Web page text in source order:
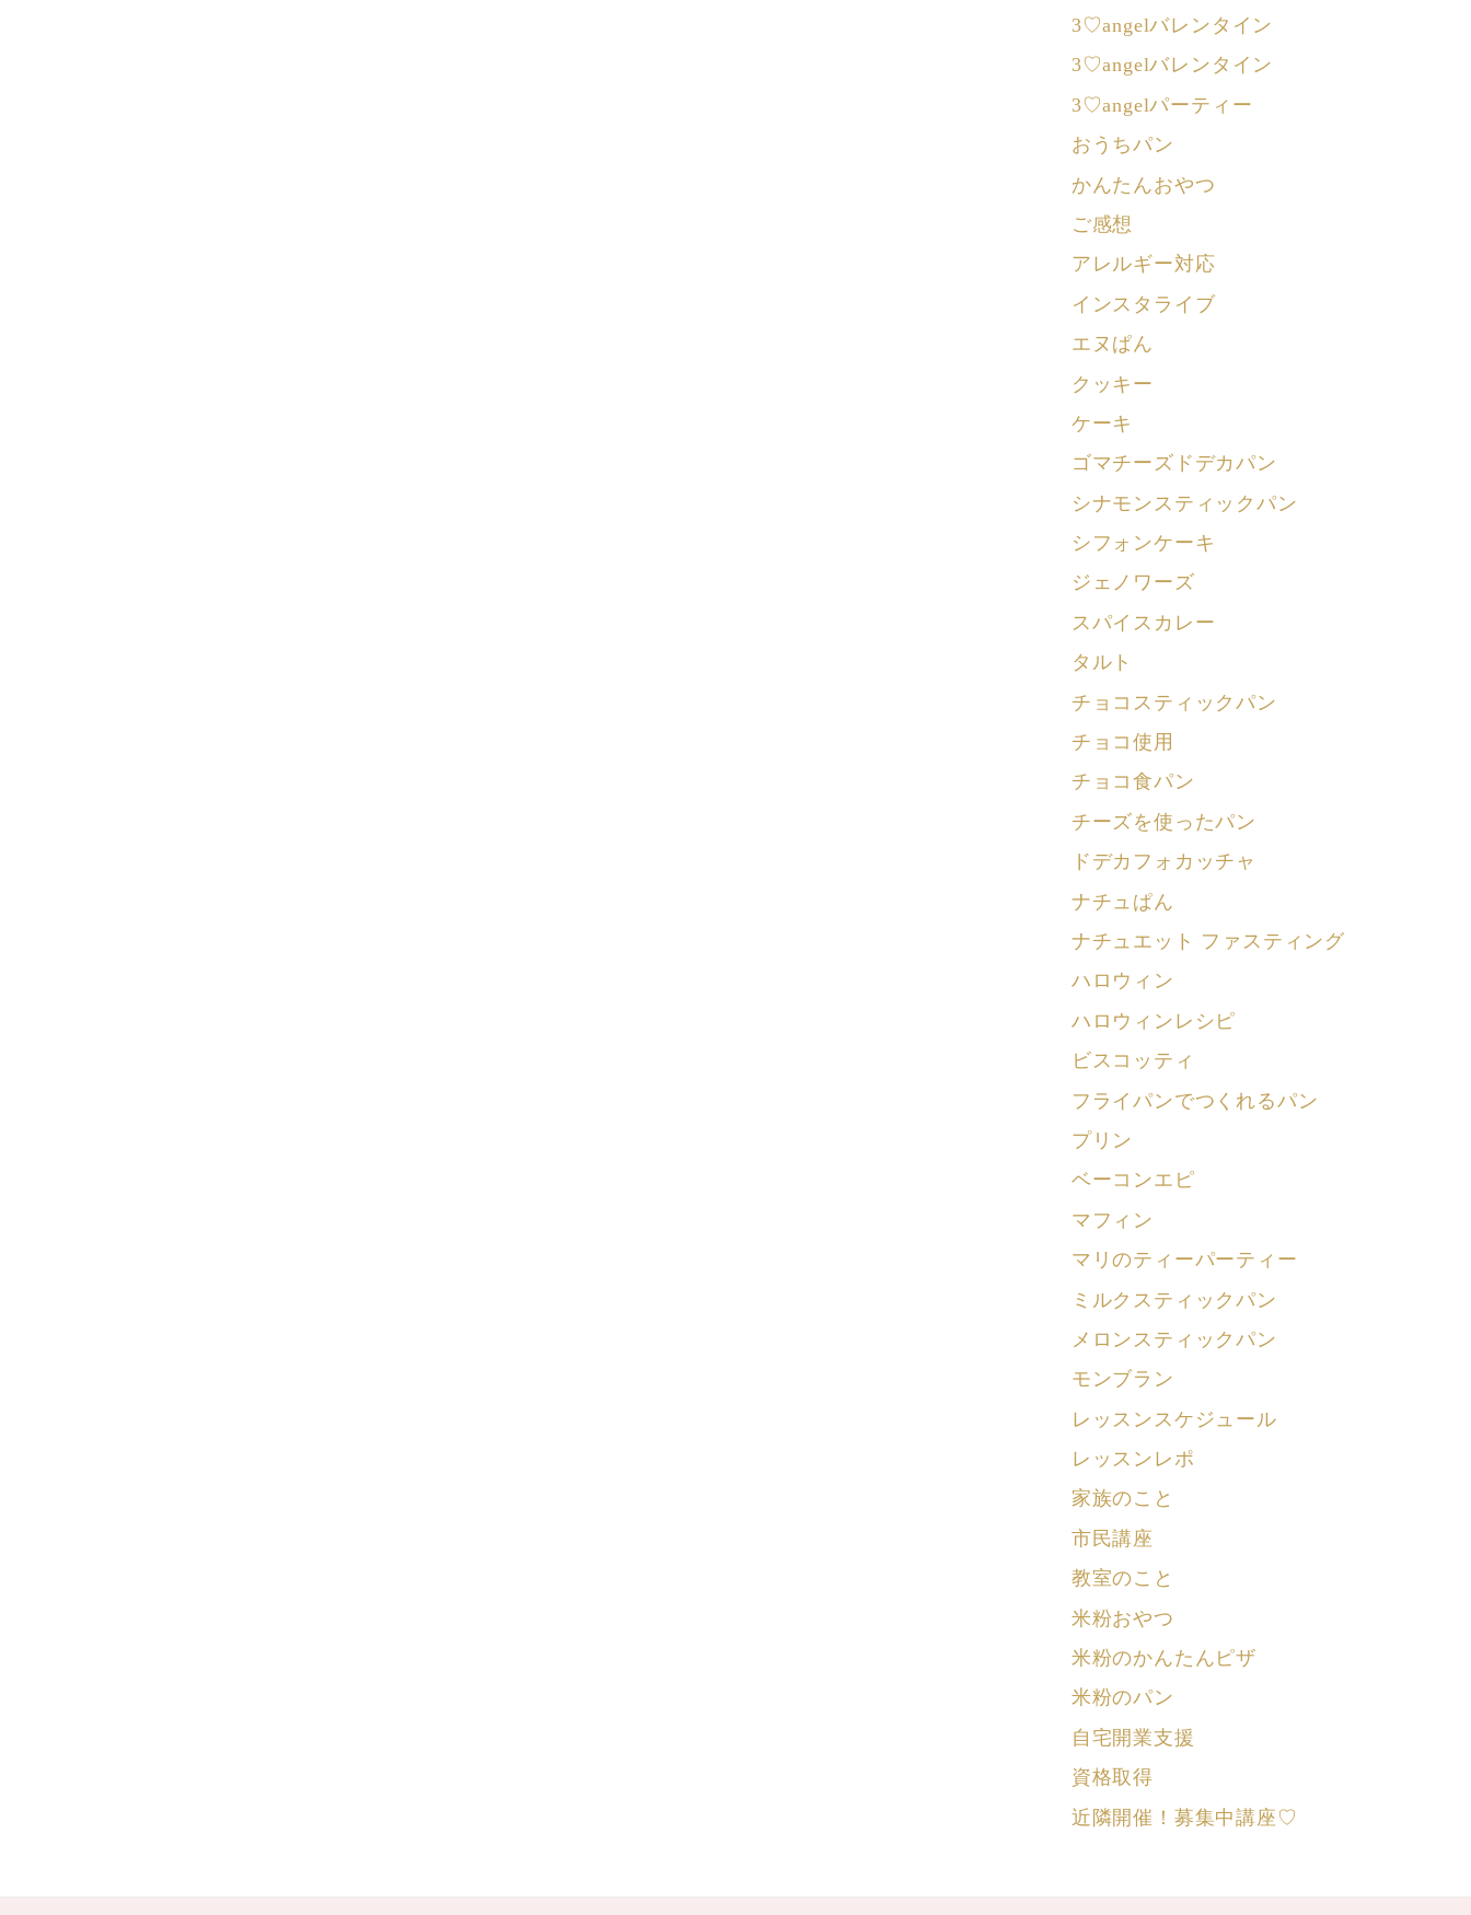
3♡angelバレンタイン
3♡angelバレンタイン
3♡angelパーティー
おうちパン
かんたんおやつ
ご感想
アレルギー対応
インスタライブ
エヌぱん
クッキー
ケーキ
ゴマチーズドデカパン
シナモンスティックパン
シフォンケーキ
ジェノワーズ
スパイスカレー
タルト
チョコスティックパン
チョコ使用
チョコ食パン
チーズを使ったパン
ドデカフォカッチャ
ナチュぱん
ナチュエット ファスティング
ハロウィン
ハロウィンレシピ
ビスコッティ
フライパンでつくれるパン
プリン
ベーコンエピ
マフィン
マリのティーパーティー
ミルクスティックパン
メロンスティックパン
モンブラン
レッスンスケジュール
レッスンレポ
家族のこと
市民講座
教室のこと
米粉おやつ
米粉のかんたんピザ
米粉のパン
自宅開業支援
資格取得
近隣開催！募集中講座♡